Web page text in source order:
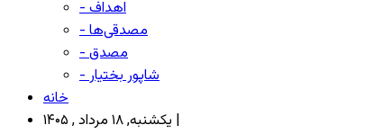
- اهداف
- مصدقی‌ها
- مصدق
- شاپور بختیار
خانه
یکشنبه, ۱۸ مرداد , ۱۴۰۵ |